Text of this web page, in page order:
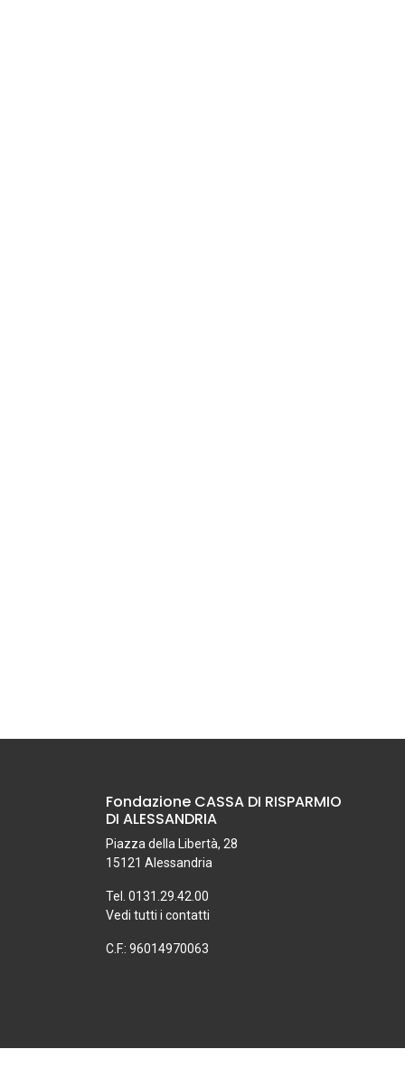
Fondazione CASSA DI RISPARMIO
DI ALESSANDRIA
Piazza della Libertà, 28
15121 Alessandria
Tel. 0131.29.42.00
Vedi tutti i contatti
C.F.: 96014970063